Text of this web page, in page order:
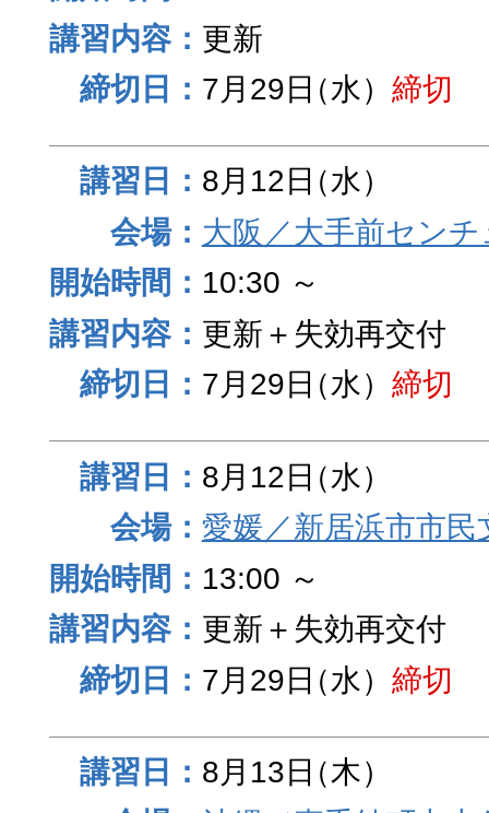
更新
7月29日（水） 締切
8月12日（水）
大阪／大手前セン
10:30 ～
更新＋失効再交付
7月29日（水） 締切
8月12日（水）
愛媛／新居浜市市
13:00 ～
更新＋失効再交付
7月29日（水） 締切
8月13日（木）